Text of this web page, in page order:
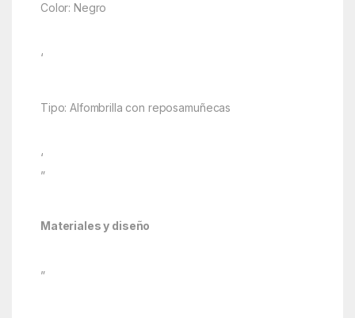
Color: Negro
‘
Tipo: Alfombrilla con reposamuñecas
‘
”
Materiales y diseño
”